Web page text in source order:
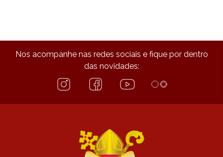
Nos acompanhe nas redes sociais e fique por dentro
das novidades: